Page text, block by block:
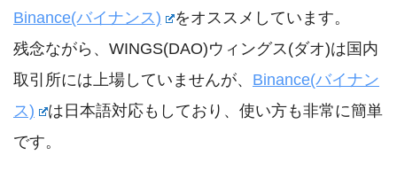
Binance(バイナンス)
をオススメしています。
残念ながら、WINGS(DAO)ウィングス(ダオ)は国内
取引所には上場していませんが、 Binance(バイナン
ス)
は日本語対応もしており、使い方も非常に簡単
です。